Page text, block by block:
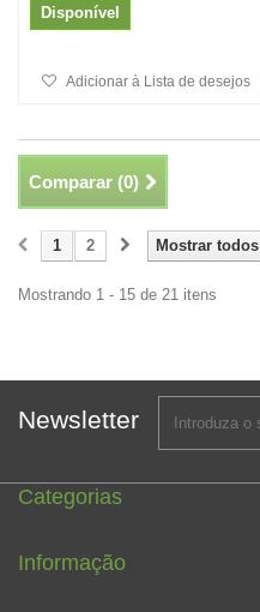
Disponível
Adicionar à Lista de desejos
Comparar (0)
Mostrar todos
1 2
Mostrando 1 - 15 de 21 itens
Newsletter
Categorias
Informação